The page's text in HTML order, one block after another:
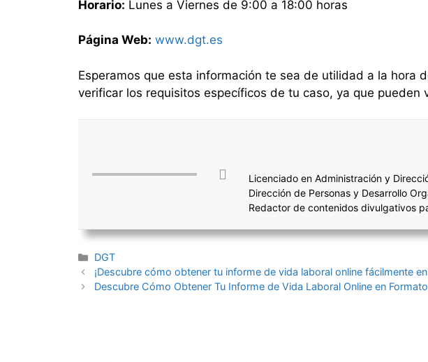
Horario: Lunes a Viernes de 9:00 a 18:00 horas
Página Web: www.dgt.es
Esperamos que esta información te sea de utilidad a la hora
verificar los requisitos específicos de tu caso, ya que
Licenciado en Administración y
Dirección de Personas y Desarrollo
Redactor de contenidos divulgativos
Categorías
DGT
Navegación
de
¡Descubre cómo obtener tu informe de vida laboral online fácilmente
Descubre Cómo Obtener Tu Informe de Vida Laboral Online en